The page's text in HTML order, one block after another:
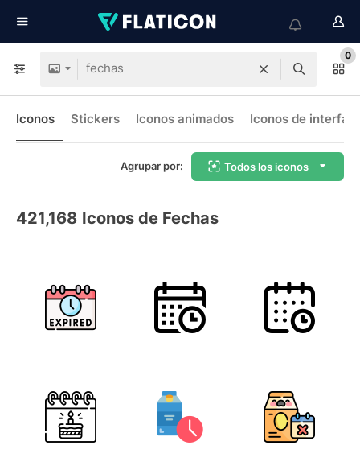
0
Iconos Stickers Iconos animados Iconos de interfaz
Agrupar por: Todos los iconos
421,168 Iconos de Fechas